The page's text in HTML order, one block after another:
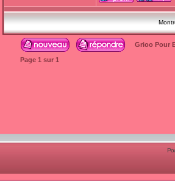
Grioo Pour
Page 1 sur 1